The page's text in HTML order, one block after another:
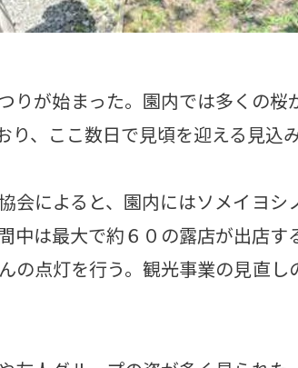
が始まった。園内では多くの桜
、ここ数日で見頃を迎える見込み
会によると、園内にはソメイヨシ
中は最大で約６０の露店が出店す
の点灯を行う。観光事業の見直し